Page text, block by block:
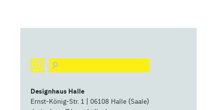
Designhaus Halle
Ernst-König-Str. 1 | 06108 Halle (Saale)